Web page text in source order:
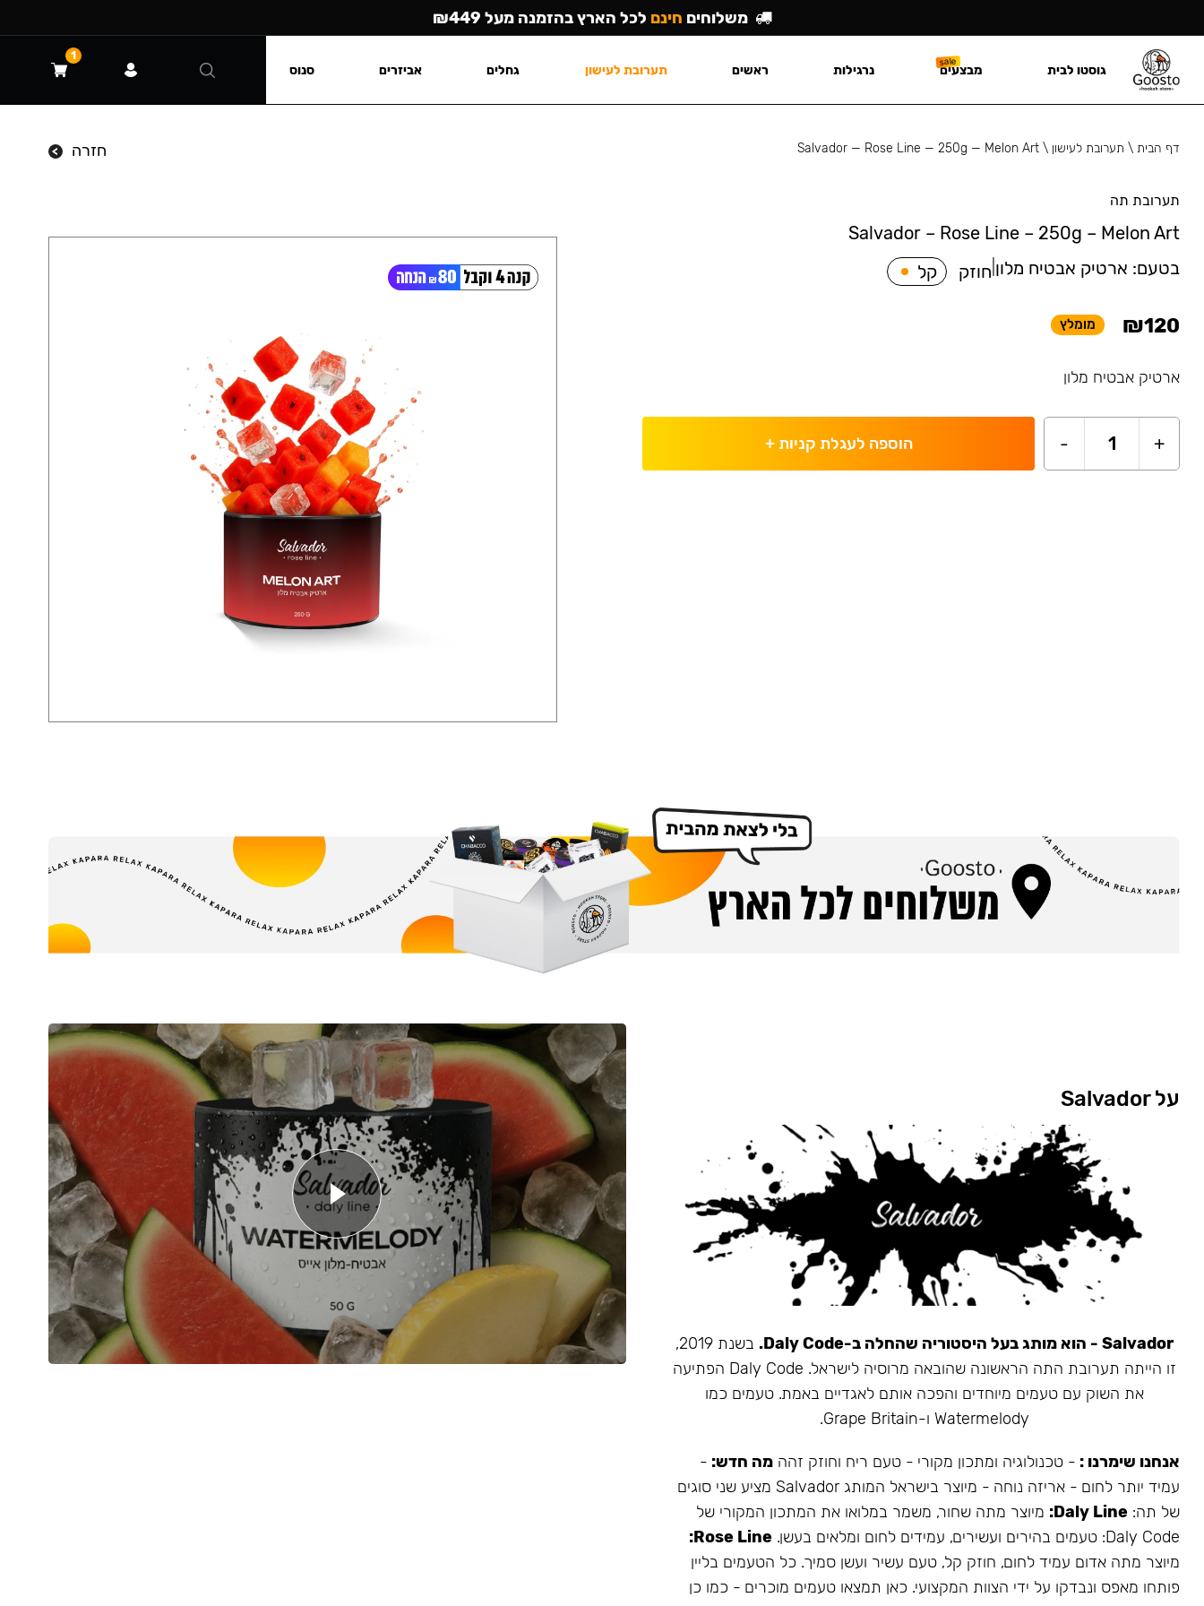
דף הבית\ תערובת לעישון \
Salvador — Rose Line — 250g — Melon Art חזרה
תערובת תה
Salvador – Rose Line – 250g – Melon Art
בטעם: ארטיק אבטיח מלון חוזק קל
₪120 מומלץ
ארטיק אבטיח מלון
+
1
- הוספה לעגלת קניות+
על Salvador
Salvador - הוא מותג בעל היסטוריה שהחלה ב-Daly Code.
בשנת 2019,
זו הייתה תערובת התה הראשונה שהובאה מרוסיה לישראל. Daly Code הפתיעה
את השוק עם טעמים מיוחדים והפכה אותם לאגדיים באמת. טעמים כמו
Watermelody ו-Grape Britain.
אנחנו שימרנו : - טכנולוגיה ומתכון מקורי - טעם ריח וחוזק זהה מה חדש: -
עמיד יותר לחום - אריזה נוחה - מיוצר בישראל המותג Salvador מציע שני סוגים
של תה: Daly Line: מיוצר מתה שחור, משמר במלואו את המתכון המקורי של
Daly Code: טעמים בהירים ועשירים, עמידים לחום ומלאים בעשן.
Rose Line:
מיוצר מתה אדום עמיד לחום, חוזק קל, טעם עשיר ועשן סמיך. כל הטעמים בליין
פותחו מאפס ונבדקו על ידי הצוות המקצועי. כאן תמצאו טעמים מוכרים - כמו כן
משלוחים חינם לכל הארץ בהזמנה מעל ₪449
גוסטו לבית מבצעים נרגילות ראשים תערובת לעישון גחלים אביזרים סנוס
1